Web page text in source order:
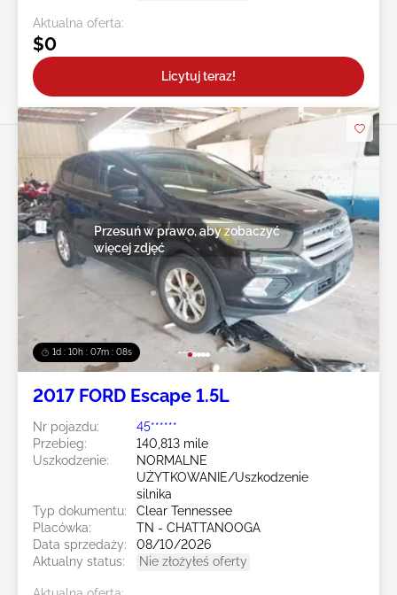
Aktualna oferta:
$0
Licytuj teraz!
1d : 10h : 07m : 05s
Przesuń w prawo, aby zobaczyć
więcej zdjęć
2017 FORD Escape 1.5L
Nr pojazdu:
45******
Przebieg:
140,813 mile
Uszkodzenie:
NORMALNE
UŻYTKOWANIE/Uszkodzenie
silnika
Typ dokumentu:
Clear Tennessee
Placówka:
TN - CHATTANOOGA
Data sprzedaży:
08/10/2026
Aktualny status:
Nie złożyłeś oferty